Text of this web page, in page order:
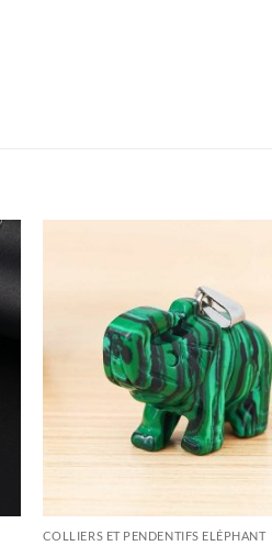
COLLIERS ET PENDENTIFS ELÉPHANT